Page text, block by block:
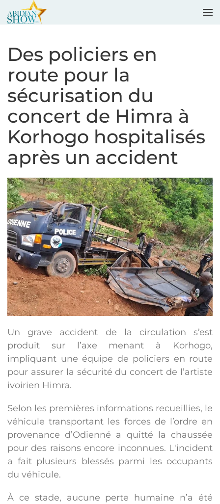
Des policiers en
route pour la
sécurisation du
concert de Himra à
Korhogo hospitalisés
après un accident
Un grave accident de la circulation s’est
produit sur l’axe menant à Korhogo,
impliquant une équipe de policiers en route
pour assurer la sécurité du concert de l’artiste
ivoirien Himra.
Selon les premières informations recueillies, le
véhicule transportant les forces de l’ordre en
provenance d’Odienné a quitté la chaussée
pour des raisons encore inconnues. L'incident
a fait plusieurs blessés parmi les occupants
du véhicule.
À ce stade, aucune perte humaine n’a été